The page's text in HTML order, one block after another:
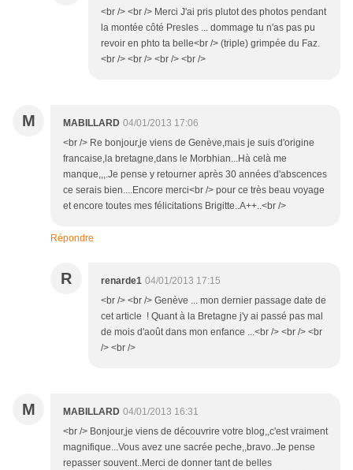
<br /> <br /> Merci J'ai pris plutot des photos pendant
la montée côté Presles ... dommage tu n'as pas pu
revoir en phto ta belle<br /> (triple) grimpée du Faz.
<br /> <br /> <br /> <br />
M MABILLARD 04/01/2013 17:06
<br /> Re bonjour,je viens de Genève,mais je suis d'origine
francaise,la bretagne,dans le Morbhian...Hà celà me
manque,,,.Je pense y retourner après 30 années d'abscences
ce serais bien....Encore merci<br /> pour ce très beau voyage
et encore toutes mes félicitations Brigitte..A++..<br />
Répondre
R renarde1 04/01/2013 17:15
<br /> <br /> Genève ... mon dernier passage date de
cet article ! Quant à la Bretagne j'y ai passé pas mal
de mois d'août dans mon enfance ...<br /> <br /> <br
/> <br />
M MABILLARD 04/01/2013 16:31
<br /> Bonjour,je viens de découvrire votre blog,,c'est vraiment
magnifique...Vous avez une sacrée peche,,bravo..Je pense
repasser souvent..Merci de donner tant de belles